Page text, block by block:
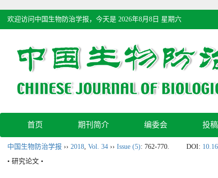
欢迎访问中国生物防治学报，今天是 2026年8月8日 星期六
首页 期刊简介 编委会 投
中国生物防治学报 ›› 2018, Vol. 34 ›› Issue (5): 762-770. DOI:
• 研究论文 •